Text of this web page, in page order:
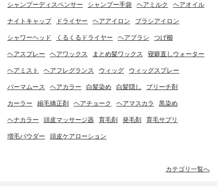
シャンプーディスペンサー シャンプー手袋 ヘアミルク ヘアオイル
ナイトキャップ ドライヤー ヘアアイロン ブラシアイロン
シャワーヘッド くるくるドライヤー ヘアブラシ つげ櫛
ヘアスプレー ヘアワックス まとめ髪ワックス 寝癖直しウォーター
ヘアミスト ヘアフレグランス ウィッグ ウィッグスプレー
パーマムース ヘアカラー 白髪染め 白髪隠し ブリーチ剤
カーラー 縮毛矯正剤 ヘアチョーク ヘアマスカラ 黒染め
ヘナカラー 頭皮マッサージ器 育毛剤 発毛剤 育毛サプリ
増毛パウダー 頭皮ケアローション
カテゴリ一覧へ